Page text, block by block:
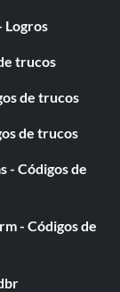
Logros
trucos
de trucos
de trucos
- Códigos de
- Códigos de